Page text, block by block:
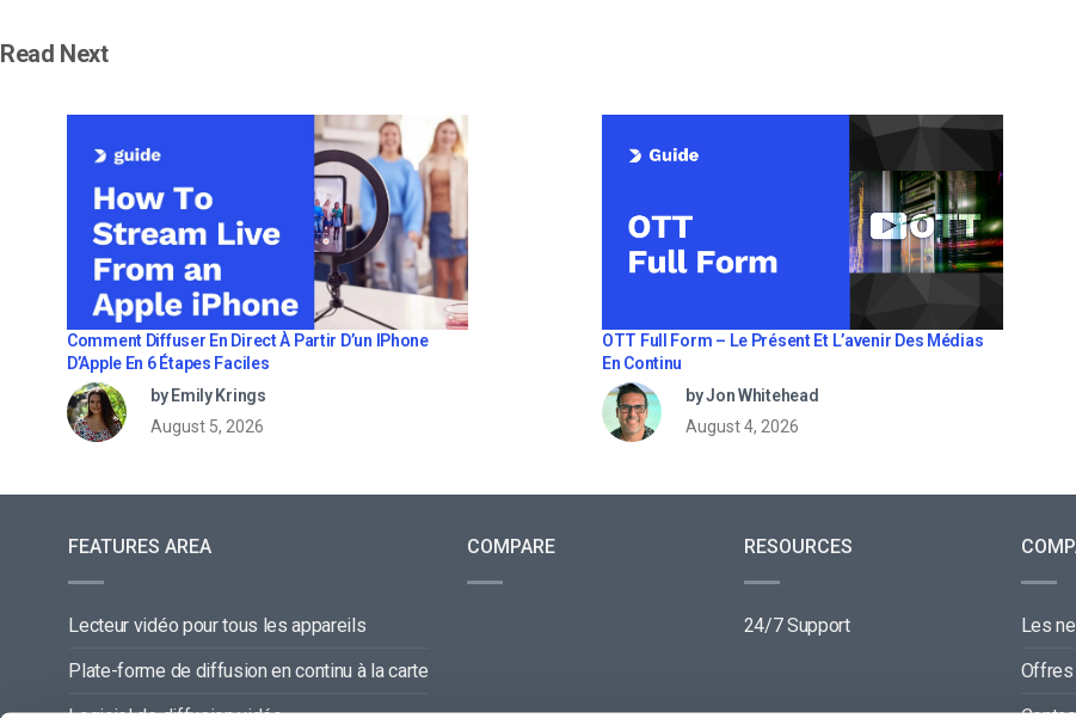
Read Next
Comment Diffuser En Direct À Partir D’un IPhone
D’Apple En 6 Étapes Faciles
by Emily Krings
August 5, 2026
OTT Full Form – Le Présent Et L’avenir Des Médias
En Continu
by Jon Whitehead
August 4, 2026
FEATURES AREA
Lecteur vidéo pour tous les appareils
Plate-forme de diffusion en continu à la carte
COMPARE RESOURCES
24/7 Support
Les
Offres